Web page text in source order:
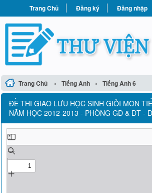
Trang Chủ Đăng ký Đăng nhập
Trang Chủ › Tiếng Anh › Tiếng Anh 6
ĐỀ THI GIAO LƯU HỌC SINH GIỎI MÔN
NĂM HỌC 2012-2013 - PHÒNG GD & ĐT -